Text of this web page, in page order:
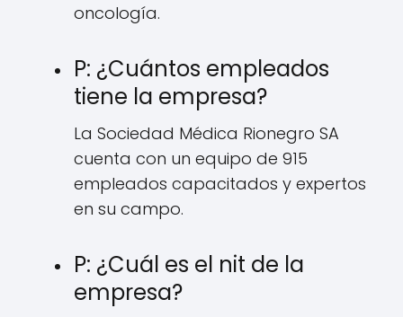
oncología.
P: ¿Cuántos empleados
tiene la empresa?
La Sociedad Médica Rionegro SA
cuenta con un equipo de 915
empleados capacitados y expertos
en su campo.
P: ¿Cuál es el nit de la
empresa?